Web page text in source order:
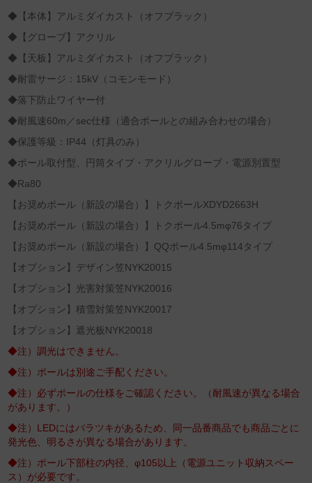
◆【本体】アルミダイカスト（オフブラック）
◆【グローブ】アクリル
◆【天板】アルミダイカスト（オフブラック）
◆耐雷サージ：15kV（コモンモード）
◆落下防止ワイヤー付
◆耐風速60m／sec仕様（適合ポールとの組み合わせの場合）
◆保護等級：IP44（灯具のみ）
◆ポール取付型、円筒タイプ・アクリルグローブ・電源別置型
◆Ra80
【お奨めポール（新設の場合）】トクポールXDYD2663H
【お奨めポール（新設の場合）】トクポール4.5mφ76タイプ
【お奨めポール（新設の場合）】QQポール4.5mφ114タイプ
【オプション】デザイン笠NYK20015
【オプション】光害対策笠NYK20016
【オプション】積雪対策笠NYK20017
【オプション】遮光板NYK20018
◆注）調光はできません。
◆注）ポールは別途ご手配ください。
◆注）必ずポールの仕様をご確認ください。（耐風速が異なる場合
があります。）
◆注）LEDにはバラツキがあるため、同一品番商品でも商品ごとに
発光色、明るさが異なる場合があります。
◆注）ポール下部柱の内径、φ105以上（電源ユニット収納スペー
ス）が必要です。